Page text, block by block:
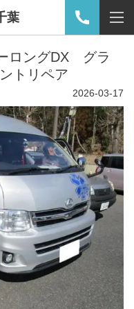
葉
ロングDX グラ
トリペア
2026-03-17